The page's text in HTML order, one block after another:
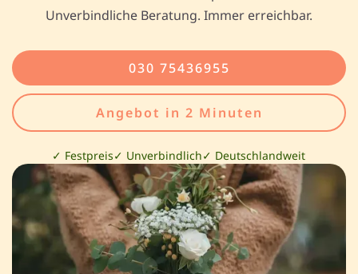
Unverbindliche Beratung. Immer erreichbar.
030 75436955
Angebot in 2 Minuten
✓ Festpreis✓ Unverbindlich✓ Deutschlandweit